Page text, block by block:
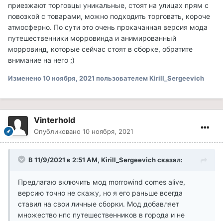
приезжают торговцы уникальные, стоят на улицах прям с
повозкой с товарами, можно подходить торговать, короче
атмосферно. По сути это очень прокачанная версия мода
путешественники морровинда и анимированный
морровинд, которые сейчас стоят в сборке, обратите
внимание на него ;)
Изменено10 ноября, 2021 пользователем Kirill_Sergeevich
Vinterhold
Опубликовано 10 ноября, 2021
В 11/9/2021 в 2:51 AM, Kirill_Sergeevich сказал:
Предлагаю включить мод morrowind comes alive,
версию точно не скажу, но я его раньше всегда
ставил на свои личные сборки. Мод добавляет
множество нпс путешественников в города и не